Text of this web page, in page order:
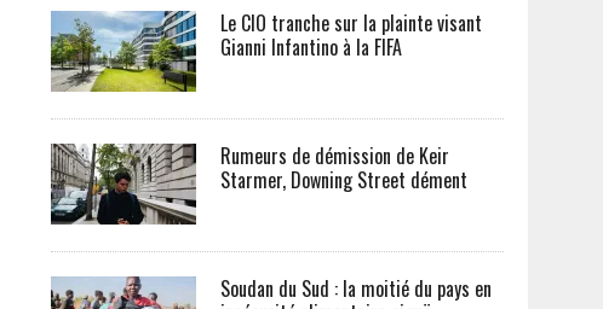
Le CIO tranche sur la plainte visant
Gianni Infantino à la FIFA
Rumeurs de démission de Keir
Starmer, Downing Street dément
Soudan du Sud : la moitié du pays en